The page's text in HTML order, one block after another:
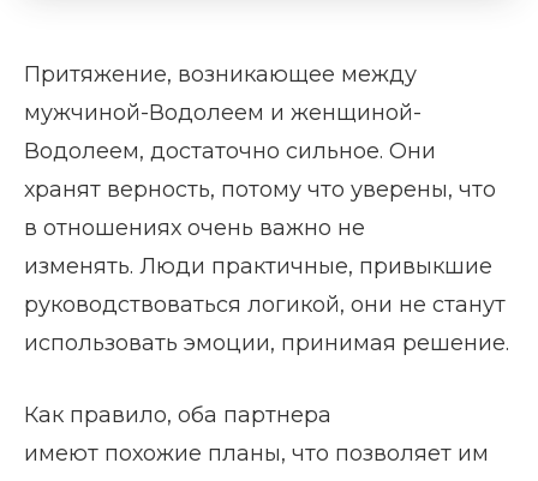
Притяжение, возникающее между
мужчиной-Водолеем и женщиной-
Водолеем, достаточно сильное. Они
хранят верность, потому что уверены, что
в отношениях очень важно не
изменять. Люди практичные, привыкшие
руководствоваться логикой, они не станут
использовать эмоции, принимая решение.
Как правило, оба партнера
имеют похожие планы, что позволяет им